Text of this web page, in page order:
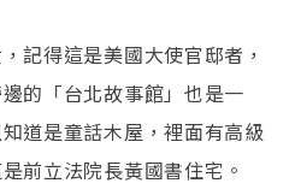
記得這是美國大使官邸者，
的「台北故事館」也是一
道是童話木屋，裡面有高級
前立法院長黃國書住宅。